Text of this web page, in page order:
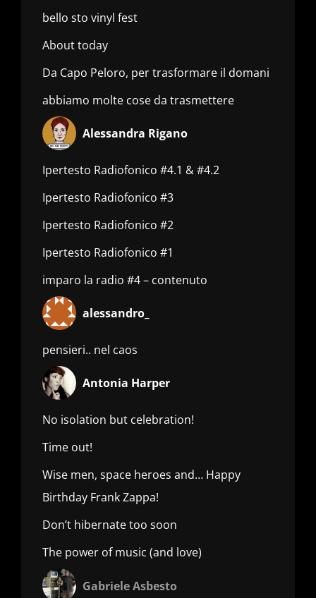
bello sto vinyl fest
About today
Da Capo Peloro, per trasformare il domani
abbiamo molte cose da trasmettere
Alessandra Rigano
Ipertesto Radiofonico #4.1 & #4.2
Ipertesto Radiofonico #3
Ipertesto Radiofonico #2
Ipertesto Radiofonico #1
imparo la radio #4 – contenuto
alessandro_
pensieri.. nel caos
Antonia Harper
No isolation but celebration!
Time out!
Wise men, space heroes and… Happy
Birthday Frank Zappa!
Don’t hibernate too soon
The power of music (and love)
Gabriele Asbesto